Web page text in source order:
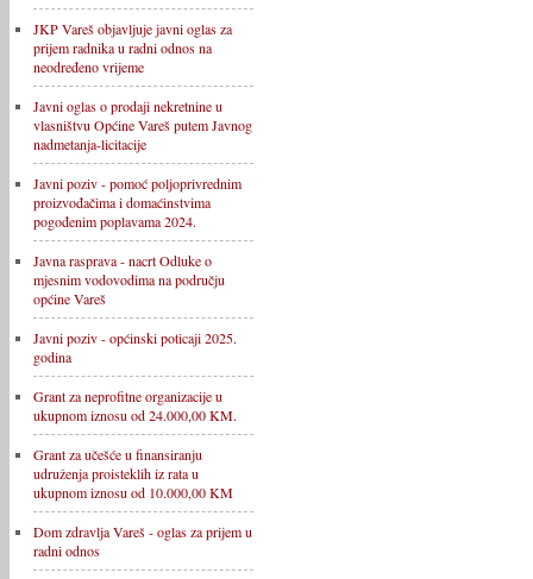
JKP Vareš objavljuje javni oglas za
prijem radnika u radni odnos na
neodređeno vrijeme
Javni oglas o prodaji nekretnine u
vlasništvu Općine Vareš putem Javnog
nadmetanja-licitacije
Javni poziv - pomoć poljoprivrednim
proizvođačima i domaćinstvima
pogođenim poplavama 2024.
Javna rasprava - nacrt Odluke o
mjesnim vodovodima na području
općine Vareš
Javni poziv - općinski poticaji 2025.
godina
Grant za neprofitne organizacije u
ukupnom iznosu od 24.000,00 KM.
Grant za učešće u finansiranju
udruženja proisteklih iz rata u
ukupnom iznosu od 10.000,00 KM
Dom zdravlja Vareš - oglas za prijem u
radni odnos